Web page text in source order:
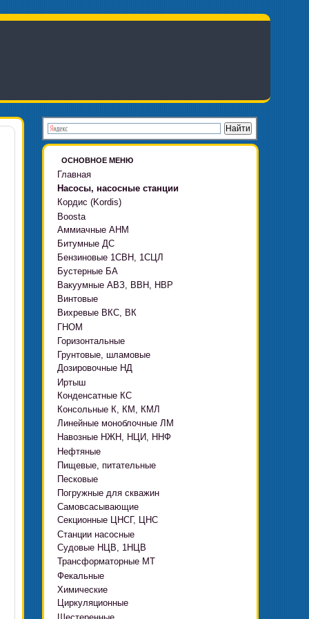
ОСНОВНОЕ МЕНЮ
Главная
Насосы, насосные станции
Кордис (Kordis)
Boosta
Boosta-F
Boosta-L
Boosta-APD установки
Аммиачные АНМ
Битумные ДС
Бензиновые 1СВН, 1СЦЛ
Бустерные БА
Вакуумные АВЗ, ВВН, НВР
Винтовые
Вихревые ВКС, ВК
ГНОМ
Грязевые
Ф, Фр
с HMS Control
Горизонтальные
Д, 1Д
ЦН
DeLium
Грунтовые, шламовые
ГРАТ, ГРАК, ГРАР
ВШН
Дозировочные НД
Иртыш
ПФ, НФ, ПД
ЦМЛ
ЦМК
Конденсатные КС
Консольные К, КМ, КМЛ
Линейные моноблочные ЛМ
Навозные НЖН, НЦИ, ННФ
Нефтяные
НВ, НВЕ, НДВ
КМC
4(5,6)НК
КМХ Адонис
Пищевые, питательные
ОНЦ, СНЦ
ЦВК
ПЭ
Поршневые на пару
Песковые
П, ПР, ПБ, ПК, ПРВП
ППР, ППК вертикальные
Погружные для скважин
ЭЦВ Ливнынасос
ЭЦВ Промбурвод
2ЭЦВ
БЦП М
CRS
СПА 4
Самовсасывающие
АНС
С-569
С-245
Секционные ЦНСГ, ЦНС
Станции насосные
СУЗ, HMS Control
Автоматические САУ
Садовые Ингро CAM
Судовые НЦВ, 1НЦВ
Трансформаторные МТ
Фекальные
СМ, 1СМ, 2СМ
СД, СДВ
Химические
Х
Циркуляционные